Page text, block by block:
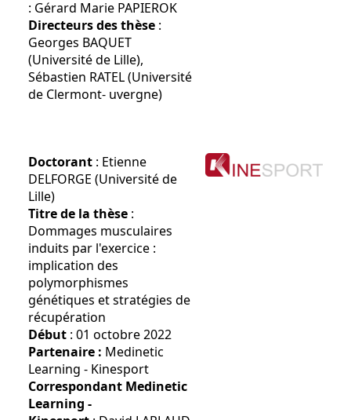
: Gérard Marie PAPIEROK
Directeurs des thèse :
Georges BAQUET
(Université de Lille),
Sébastien RATEL (Université
de Clermont- uvergne)
Doctorant : Etienne
DELFORGE (Université de
Lille)
Titre de la thèse :
Dommages musculaires
induits par l'exercice :
implication des
polymorphismes
génétiques et stratégies de
récupération
Début : 01 octobre 2022
Partenaire : Medinetic
Learning - Kinesport
Correspondant Medinetic
Learning -